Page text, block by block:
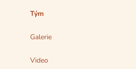
Tým
Galerie
Video